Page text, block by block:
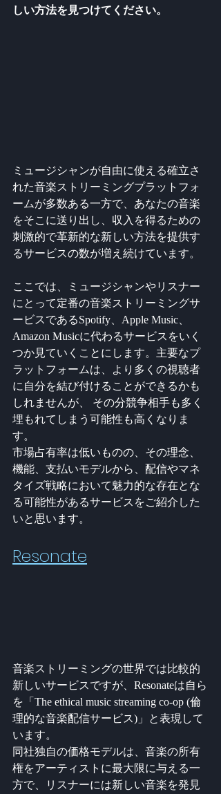
しい方法を見つけてください。
ミュージシャンが自由に使える確立さ
れた音楽ストリーミングプラットフォ
ームが多数ある一方で、あなたの音楽
をそこに送り出し、収入を得るための
刺激的で革新的な新しい方法を提供す
るサービスの数が増え続けています。
ここでは、ミュージシャンやリスナー
にとって定番の音楽ストリーミングサ
ービスであるSpotify、Apple Music、
Amazon Musicに代わるサービスをいく
つか見ていくことにします。主要なプ
ラットフォームは、より多くの視聴者
に自分を結び付けることができるかも
しれませんが、 その分競争相手も多く
埋もれてしまう可能性も高くなりま
す。
市場占有率は低いものの、その理念、
機能、支払いモデルから、配信やマネ
タイズ戦略において魅力的な存在とな
る可能性があるサービスをご紹介した
いと思います。
Resonate
音楽ストリーミングの世界では比較的
新しいサービスですが、Resonateは自ら
を「The ethical music streaming co-op (倫
理的な音楽配信サービス)」と表現して
います。
同社独自の価格モデルは、音楽の所有
権をアーティストに最大限に与える一
方で、リスナーには新しい音楽を発見